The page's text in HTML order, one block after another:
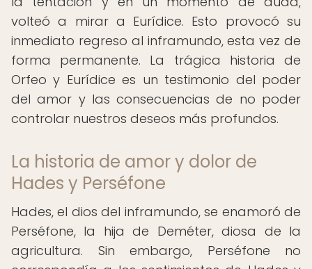
volteó a mirar a Eurídice. Esto provocó su
inmediato regreso al inframundo, esta vez de
forma permanente. La trágica historia de
Orfeo y Eurídice es un testimonio del poder
del amor y las consecuencias de no poder
controlar nuestros deseos más profundos.
La historia de amor y dolor de
Hades y Perséfone
Hades, el dios del inframundo, se enamoró de
Perséfone, la hija de Deméter, diosa de la
agricultura. Sin embargo, Perséfone no